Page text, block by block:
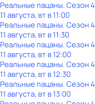
Реальные пацаны. Сезон 4
11 августа, вт в 11:00
Реальные пацаны. Сезон 4
11 августа, вт в 11:30
Реальные пацаны. Сезон 4
11 августа, вт в 12:00
Реальные пацаны. Сезон 4
11 августа, вт в 12:30
Реальные пацаны. Сезон 4
11 августа, вт в 13:00